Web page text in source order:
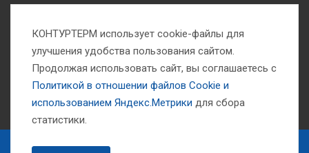
Вс —10:00 – 16:00
1993-2026 © Компания «Контуртерм» — инженерно-торговый центр
КОНТУРТЕРМ использует cookie-файлы для
улучшения удобства пользования сайтом.
Продолжая использовать сайт, вы соглашаетесь с
Политикой в отношении файлов Сookie и
использованием Яндекс.Метрики для сбора
статистики.